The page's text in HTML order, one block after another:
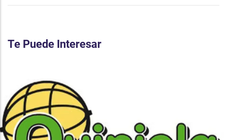
Te Puede Interesar